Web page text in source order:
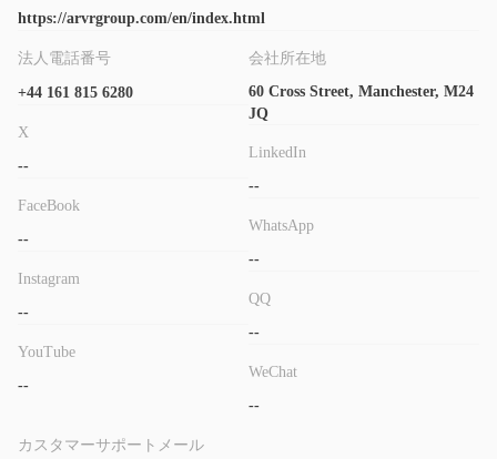
https://arvrgroup.com/en/index.html
法人電話番号
+44 161 815 6280
X
--
FaceBook
--
Instagram
--
YouTube
--
会社所在地
60 Cross Street, Manchester, M24
JQ
LinkedIn
--
WhatsApp
--
QQ
--
WeChat
--
カスタマーサポートメール